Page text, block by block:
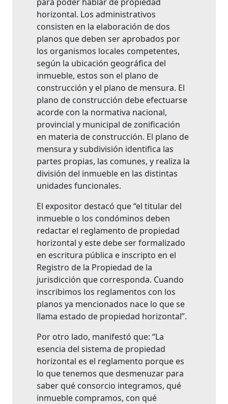
horizontal. Los administrativos
consisten en la elaboración de dos
planos que deben ser aprobados por
los organismos locales competentes,
según la ubicación geográfica del
inmueble, estos son el plano de
construcción y el plano de mensura. El
plano de construcción debe efectuarse
acorde con la normativa nacional,
provincial y municipal de zonificación
en materia de construcción. El plano de
mensura y subdivisión identifica las
partes propias, las comunes, y realiza la
división del inmueble en las distintas
unidades funcionales.
El expositor destacó que “el titular del
inmueble o los condóminos deben
redactar el reglamento de propiedad
horizontal y este debe ser formalizado
en escritura pública e inscripto en el
Registro de la Propiedad de la
jurisdicción que corresponda. Cuando
inscribimos los reglamentos con los
planos ya mencionados nace lo que se
llama estado de propiedad horizontal”.
Por otro lado, manifestó que: “La
esencia del sistema de propiedad
horizontal es el reglamento porque es
lo que tenemos que desmenuzar para
saber qué consorcio integramos, qué
inmueble compramos, con qué